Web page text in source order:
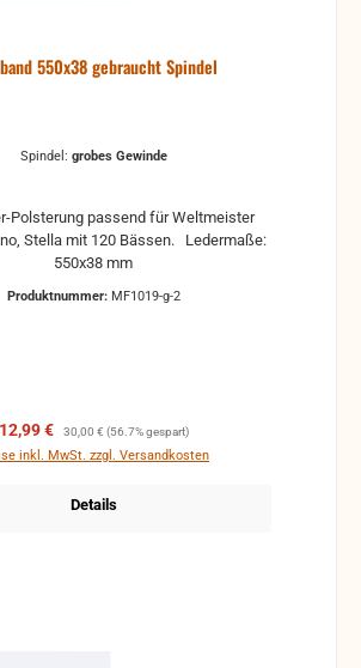
550x38 gebraucht Spindel
Spindel: grobes Gewinde
passend für Weltmeister
mit 120 Bässen. Ledermaße:
550x38 mm
Produktnummer: MF1019-g-2
Verkaufspreis:
12,99 € Regulärer Preis:
30,00 € (56.7% gespart)
inkl. MwSt. zzgl. Versandkosten
Details